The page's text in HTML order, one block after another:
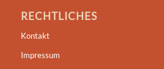
RECHTLICHES
Kontakt
Impressum